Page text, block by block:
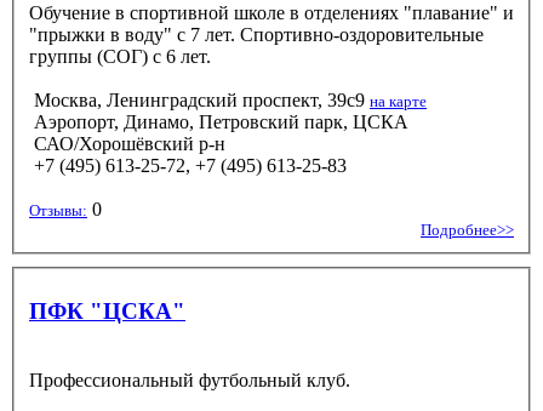
Обучение в спортивной школе в отделениях "плавание" и
"прыжки в воду" с 7 лет. Спортивно-оздоровительные
группы (СОГ) с 6 лет.
Москва, Ленинградский проспект, 39с9 на карте
Аэропорт, Динамо, Петровский парк, ЦСКА
САО/Хорошёвский р-н
+7 (495) 613-25-72, +7 (495) 613-25-83
Отзывы: 0
Подробнее>>
ПФК "ЦСКА"
Профессиональный футбольный клуб.